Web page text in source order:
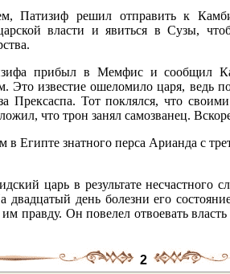
Патизиф решил отправить к
царской власти и явиться в Сузы,
прибыл в Мемфис и сообщил
Это известие ошеломило царя, ведь
Прексаспа. Тот поклялся, что
что трон занял самозванец.
в Египте знатного перса Арианда с
царь в результате несчастного
день болезни его
правду. Он повелел отвоевать
2